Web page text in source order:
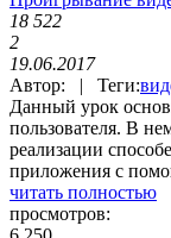
18 522
2
19.06.2017
Автор: | Теги:
Данный урок
пользователя. В
реализации
приложения с
читать полностью
просмотров: